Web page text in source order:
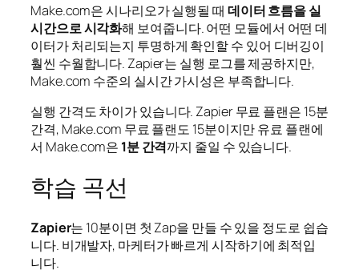
Make.com은 시나리오가 실행될 때 데이터 흐름을 실
시간으로 시각화해 보여줍니다. 어떤 모듈에서 어떤 데
이터가 처리되는지 투명하게 확인할 수 있어 디버깅이
훨씬 수월합니다. Zapier는 실행 로그를 제공하지만,
Make.com 수준의 실시간 가시성은 부족합니다.
실행 간격도 차이가 있습니다. Zapier 무료 플랜은 15분
간격, Make.com 무료 플랜도 15분이지만 유료 플랜에
서 Make.com은 1분 간격까지 줄일 수 있습니다.
학습 곡선
Zapier는 10분이면 첫 Zap을 만들 수 있을 정도로 쉽습
니다. 비개발자, 마케터가 빠르게 시작하기에 최적입
니다.